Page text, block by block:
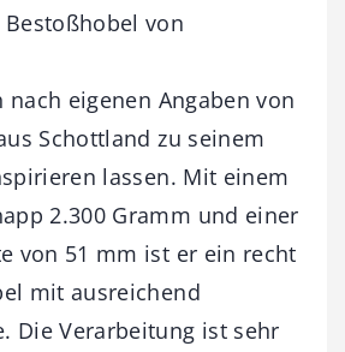
von
nach eigenen Angaben von
Schottland zu seinem
lassen. Mit einem
2.300 Gramm und einer
von 51 mm ist er ein recht
mit ausreichend
Die Verarbeitung ist sehr